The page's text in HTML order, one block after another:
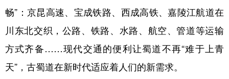
畅”：京昆高速、宝成铁路、西成高铁、嘉陵江航道在
川东北交织，公路、铁路、水路、航空、管道等运输
方式齐备……现代交通的便利让蜀道不再“难于上青
天”，古蜀道在新时代适应着人们的新需求。